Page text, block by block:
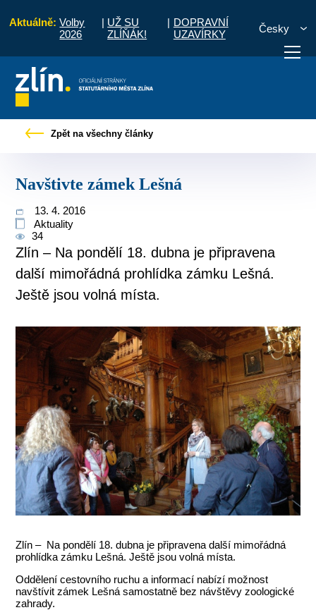
Aktuálně: Volby
2026
| UŽ SU
ZLÍŇÁK!
| DOPRAVNÍ
UZAVÍRKY
Česky
vyřídit Potřebuji zaplatit
Zpět na všechny články
Navštivte zámek Lešná
13. 4. 2016
Aktuality
34
Zlín – Na pondělí 18. dubna je připravena
další mimořádná prohlídka zámku Lešná.
Ještě jsou volná místa.
Zlín – Na pondělí 18. dubna je připravena další mimořádná
prohlídka zámku Lešná. Ještě jsou volná místa.
Oddělení cestovního ruchu a informací nabízí možnost
navštívit zámek Lešná samostatně bez návštěvy zoologické
zahrady.